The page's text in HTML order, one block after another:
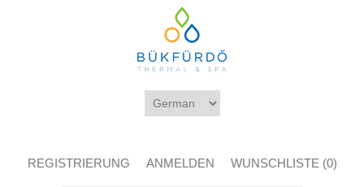
REGISTRIERUNG ANMELDEN WUNSCHLISTE (0)